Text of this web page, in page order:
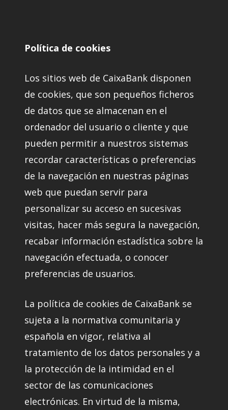
Política de cookies
Los sitios web de CaixaBank disponen
de cookies, que son pequeños ficheros
de datos que se almacenan en el
ordenador del usuario o cliente y que
pueden permitir a nuestros sistemas
recordar características o preferencias
de la navegación en nuestras páginas
web que puedan servir para
personalizar su acceso en sucesivas
visitas, hacer más segura la navegación,
recabar información estadística sobre la
navegación efectuada, o conocer
preferencias de usuarios.
La política de cookies de CaixaBank se
sujeta a la normativa comunitaria y
española en vigor, relativa al
tratamiento de los datos personales y a
la protección de la intimidad en el
sector de las comunicaciones
electrónicas. En virtud de la misma,